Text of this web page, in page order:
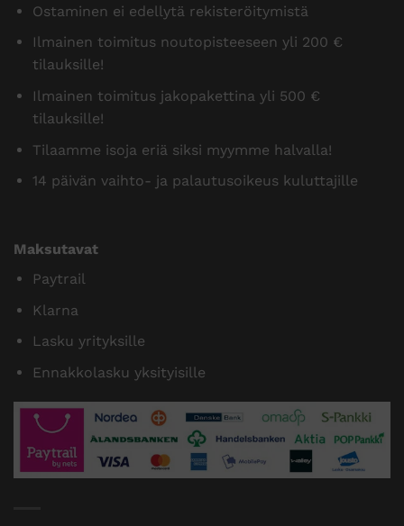
Ostaminen ei edellytä rekisteröitymistä
Ilmainen toimitus noutopisteeseen yli 200 €
tilauksille!
Ilmainen toimitus jakopakettina yli 500 €
tilauksille!
Tilaamme isoja eriä siksi myymme halvalla!
14 päivän vaihto- ja palautusoikeus kuluttajille
Maksutavat
Paytrail
Klarna
Lasku yrityksille
Ennakkolasku yksityisille